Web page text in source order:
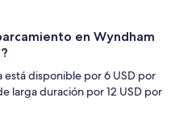
en Wyndham
está disponible por 6 USD por
larga duración por 12 USD por